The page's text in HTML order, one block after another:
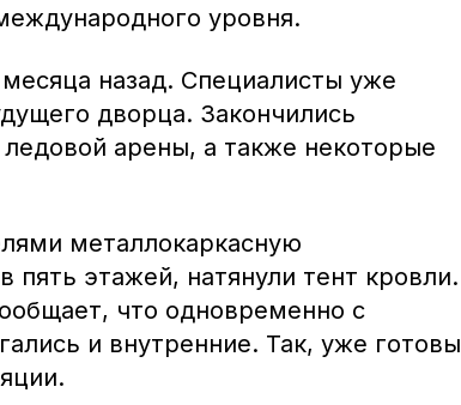
уровня.
назад. Специалисты уже
дворца. Закончились
арены, а также некоторые
металлокаркасную
пять этажей, натянули тент кровли.
что одновременно с
и внутренние. Так, уже готовы